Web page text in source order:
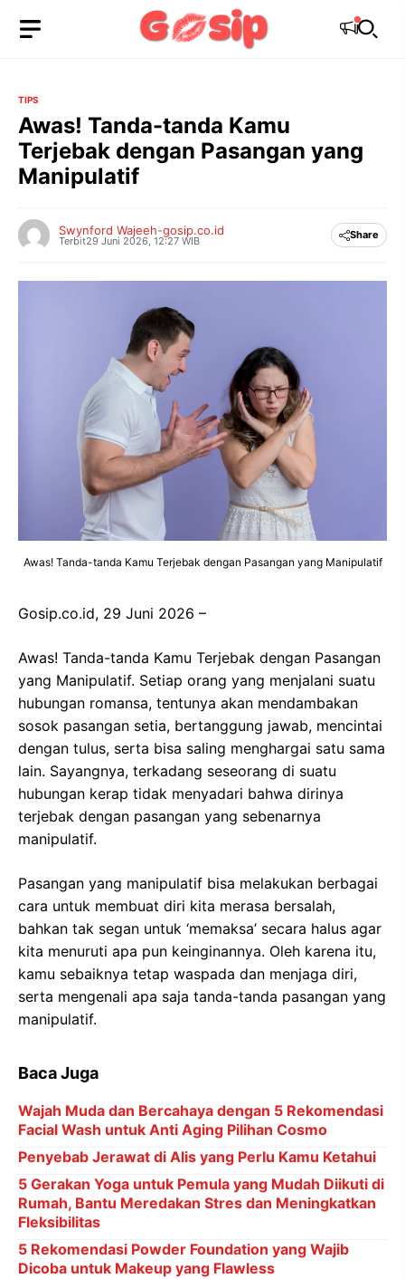
TIPS
Awas! Tanda-tanda Kamu
Terjebak dengan Pasangan yang
Manipulatif
Swynford Wajeeh-gosip.co.id
Terbit29 Juni 2026, 12:27 WIB Share
Awas! Tanda-tanda Kamu Terjebak dengan Pasangan yang Manipulatif
Gosip.co.id, 29 Juni 2026 –
Awas! Tanda-tanda Kamu Terjebak dengan Pasangan
yang Manipulatif. Setiap orang yang menjalani suatu
hubungan romansa, tentunya akan mendambakan
sosok pasangan setia, bertanggung jawab, mencintai
dengan tulus, serta bisa saling menghargai satu sama
lain. Sayangnya, terkadang seseorang di suatu
hubungan kerap tidak menyadari bahwa dirinya
terjebak dengan pasangan yang sebenarnya
manipulatif.
Pasangan yang manipulatif bisa melakukan berbagai
cara untuk membuat diri kita merasa bersalah,
bahkan tak segan untuk ‘memaksa’ secara halus agar
kita menuruti apa pun keinginannya. Oleh karena itu,
kamu sebaiknya tetap waspada dan menjaga diri,
serta mengenali apa saja tanda-tanda pasangan yang
manipulatif.
Baca Juga
Wajah Muda dan Bercahaya dengan 5 Rekomendasi
Facial Wash untuk Anti Aging Pilihan Cosmo
Penyebab Jerawat di Alis yang Perlu Kamu Ketahui
5 Gerakan Yoga untuk Pemula yang Mudah Diikuti di
Rumah, Bantu Meredakan Stres dan Meningkatkan
Fleksibilitas
5 Rekomendasi Powder Foundation yang Wajib
Dicoba untuk Makeup yang Flawless